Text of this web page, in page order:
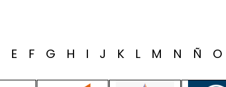
E F G H I J K L M N Ñ O